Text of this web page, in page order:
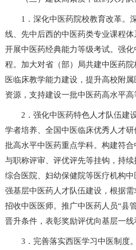
1．深化中医药院校教育改革。
线、先中后西的中医药类专业课程
开展中医药经典能力等级考试。强
程。加大对省（部）局共建中医药
医临床教学能力建设，提升高校附
资源，支持建设一批中医药高水平
2．强化中医药特色人才队伍建
学者培养、全国中医临床优秀人才
批高水平中医药重点学科。构建符
与职称评审、评优评先等挂钩，持
综合医院、妇幼保健院等医疗机构
强基层中医药人才队伍建设，根据
招收中医医师。推广中医药人员“县
晋升条件，表彰奖励评优向基层一
3．完善落实西医学习中医制度